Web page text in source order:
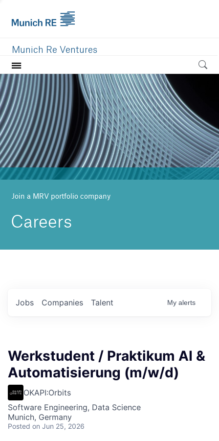
Munich Re Ventures
Home
Our value
Portfolio
Investment areas
Team
News
Join a MRV portfolio company
Careers
Jobs Companies Talent My alerts
Werkstudent / Praktikum AI &
Automatisierung (m/w/d)
OKAPI:Orbits
Software Engineering, Data Science
Munich, Germany
Posted on Jun 25, 2026